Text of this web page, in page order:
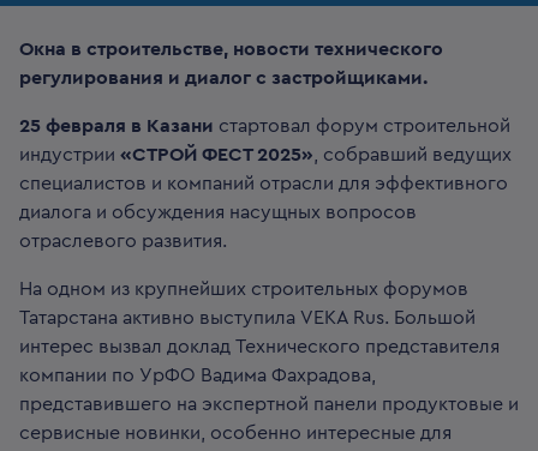
Окна в строительстве, новости технического
регулирования и диалог с застройщиками.
25 февраля в Казани стартовал форум строительной
индустрии «СТРОЙ ФЕСТ 2025» , собравший ведущих
специалистов и компаний отрасли для эффективного
диалога и обсуждения насущных вопросов
отраслевого развития.
На одном из крупнейших строительных форумов
Татарстана активно выступила VEKA Rus. Большой
интерес вызвал доклад Технического представителя
компании по УрФО Вадима Фахрадова,
представившего на экспертной панели продуктовые и
сервисные новинки, особенно интересные для